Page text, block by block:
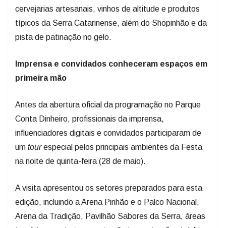
cervejarias artesanais, vinhos de altitude e produtos
típicos da Serra Catarinense, além do Shopinhão e da
pista de patinação no gelo.
Imprensa e convidados conheceram espaços em
primeira mão
Antes da abertura oficial da programação no Parque
Conta Dinheiro, profissionais da imprensa,
influenciadores digitais e convidados participaram de
um tourespecial pelos principais ambientes da Festa
na noite de quinta-feira (28 de maio).
A visita apresentou os setores preparados para esta
edição, incluindo a Arena Pinhão e o Palco Nacional,
Arena da Tradição, Pavilhão Sabores da Serra, áreas